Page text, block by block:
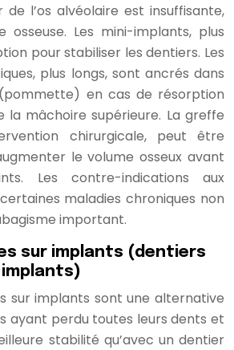
de l’os alvéolaire est insuffisante,
Les mini-implants, plus
pour stabiliser les dentiers. Les
plus longs, sont ancrés dans
(pommette) en cas de résorption
la mâchoire supérieure. La greffe
chirurgicale, peut être
le volume osseux avant
Les contre-indications aux
maladies chroniques non
important.
sur implants (dentiers
sur implants sont une alternative
ayant perdu toutes leurs dents et
stabilité qu’avec un dentier